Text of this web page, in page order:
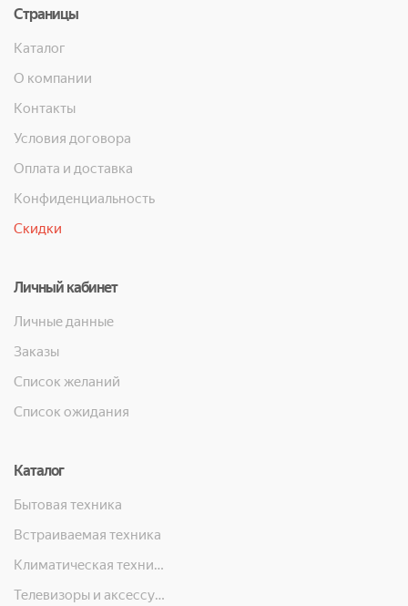
Страницы
Каталог
О компании
Контакты
Условия договора
Оплата и доставка
Конфиденциальность
Скидки
Личный кабинет
Личные данные
Заказы
Список желаний
Список ожидания
Каталог
Бытовая техника
Встраиваемая техника
Климатическая техника
Телевизоры и аксессуары